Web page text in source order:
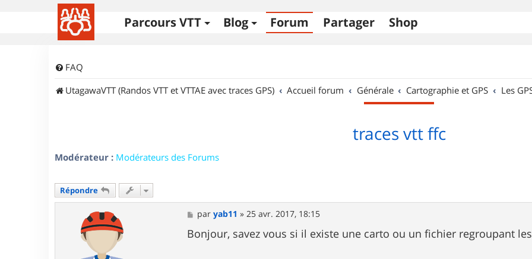
Parcours VTT Blog Forum Partager Shop
FAQ
UtagawaVTT (Randos VTT et VTTAE avec traces GPS)
Accueil forum Générale Cartographie et GPS Les
traces vtt ffc
Modérateur : Modérateurs des Forums
Répondre
M
e
s
s
paryab11 »25 avr. 2017, 18:15
Bonjour, savez vous si il existe une carto ou un fichier regroupant